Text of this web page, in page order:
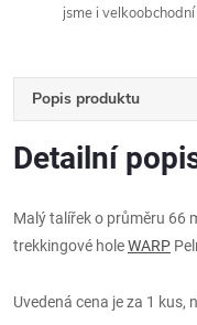
jsme i
Popis produktu
Detailní
Malý talířek o průměru 66
trekkingové holeWARP
Uvedená cena je za 1 kus,